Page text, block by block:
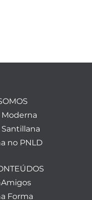
Moderna
no PNLD
Forma